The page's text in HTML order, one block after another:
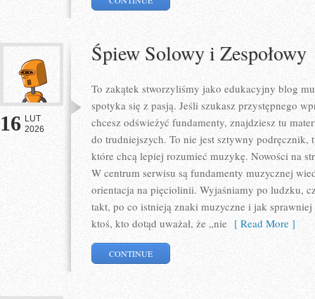
16 LUT
2026
Śpiew Solowy i Zespołowy
To zakątek stworzyliśmy jako edukacyjny blog
spotyka się z pasją. Jeśli szukasz przystępnego
chcesz odświeżyć fundamenty, znajdziesz tu
do trudniejszych. To nie jest sztywny
które chcą lepiej rozumieć muzykę. Nowości na
W centrum serwisu są fundamenty muzycznej
orientacja na pięciolinii. Wyjaśniamy po ludzku,
takt, po co istnieją znaki muzyczne i jak
ktoś, kto dotąd uważał, że „nie [ Read More ]
CONTINUE